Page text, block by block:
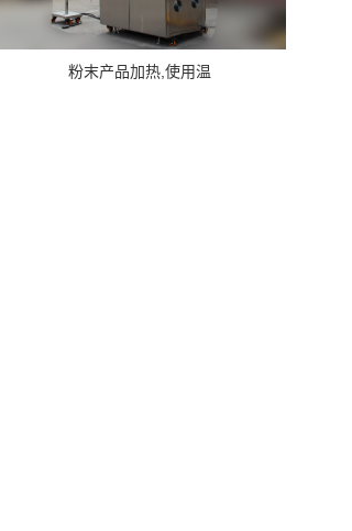
粉末产品加热,使用温